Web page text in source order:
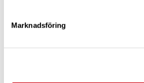
MarknadsföringCC Småland Vårträff i Bunn